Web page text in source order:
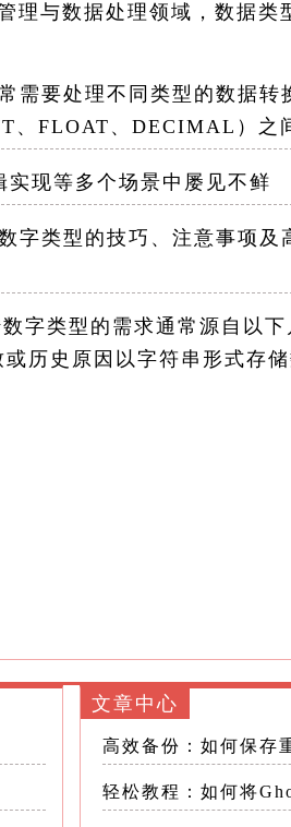
理与数据处理领域，数据类
要处理不同类型的数据转
、FLOAT、DECIMAL）之
现等多个场景中屡见不鲜
类型的技巧、注意事项及
字类型的需求通常源自以下
历史原因以字符串形式存
和方法来实现数据类型转
、`+0`技巧以及隐式转换
式地将一个值从一种数据
文章中心
高效备份：如何保存
轻松教程：如何将